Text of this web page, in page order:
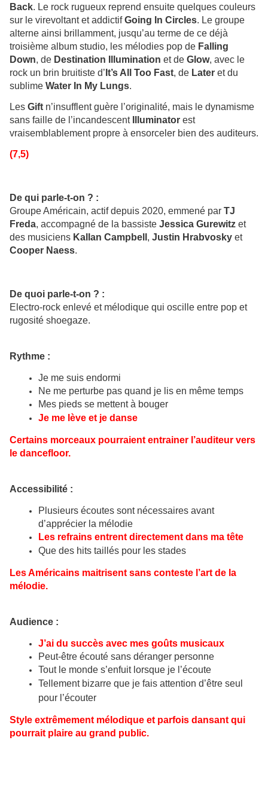
Back. Le rock rugueux reprend ensuite quelques couleurs
sur le virevoltant et addictifGoing In Circles. Le groupe
alterne ainsi brillamment, jusqu’au terme de ce déjà
troisième album studio, les mélodies pop de Falling
Down, de Destination Illumination et de Glow, avec le
rock un brin bruitiste d’ It’s All Too Fast, de Later et du
sublime Water In My Lungs.
Les Gift n’insufflent guère l’originalité, mais le dynamisme
sans faille de l’incandescent
Illuminator est
vraisemblablement propre à ensorceler bien des auditeurs.
(7,5)
De qui parle-t-on ? :
Groupe Américain, actif depuis 2020, emmené par TJ
Freda, accompagné de la bassiste Jessica Gurewitz et
des musiciens Kallan Campbell , Justin Hrabvosky et
Cooper Naess.
De quoi parle-t-on ? :
Electro-rock enlevé et mélodique qui oscille entre pop et
rugosité shoegaze.
Rythme :
Je me suis endormi
Ne me perturbe pas quand je lis en même temps
Mes pieds se mettent à bouger
Je me lève et je danse
Certains morceaux pourraient entrainer l’auditeur vers
le dancefloor.
Accessibilité :
Plusieurs écoutes sont nécessaires avant
d’apprécier la mélodie
Les refrains entrent directement dans ma tête
Que des hits taillés pour les stades
Les Américains maitrisent sans conteste l’art de la
mélodie.
Audience :
J’ai du succès avec mes goûts musicaux
Peut-être écouté sans déranger personne
Tout le monde s’enfuit lorsque je l’écoute
Tellement bizarre que je fais attention d’être seul
pour l’écouter
Style extrêmement mélodique et parfois dansant qui
pourrait plaire au grand public.